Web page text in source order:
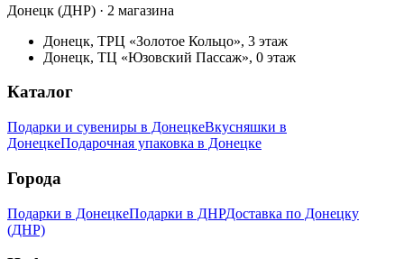
Донецк (ДНР) · 2 магазина
Донецк, ТРЦ «Золотое Кольцо», 3 этаж
Донецк, ТЦ «Юзовский Пассаж», 0 этаж
Каталог
Подарки и сувениры в ДонецкеВкусняшки в
ДонецкеПодарочная упаковка в Донецке
Города
Подарки в ДонецкеПодарки в ДНРДоставка по Донецку
(ДНР)